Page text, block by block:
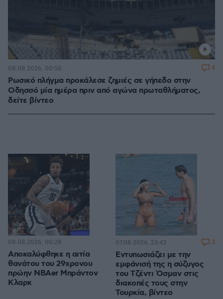
Ρωσικό πλήγμα προκάλεσε ζημιές σε γήπεδο στην
Οδησσό μία ημέρα πριν από αγώνα πρωταθλήματος,
δείτε βίντεο
08.08.2026, 00:50 4
Αποκαλύφθηκε η αιτία
θανάτου του 29χρονου
πρώην NBAer Μπράντον
Κλαρκ
08.08.2026, 00:28
Εντυπωσιάζει με την
εμφάνισή της η σύζυγος
του Τζέντι Όσμαν στις
διακοπές τους στην
Τουρκία, βίντεο
07.08.2026, 23:43 3